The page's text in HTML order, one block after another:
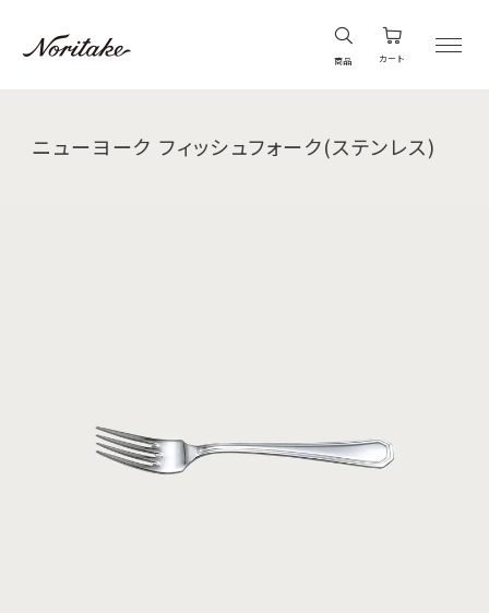
商品 カート
ニューヨーク フィッシュフォーク(ステンレス)